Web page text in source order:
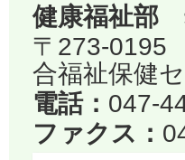
健康福祉部
〒273-0195
合福祉保健
電話： 047-
ファクス：